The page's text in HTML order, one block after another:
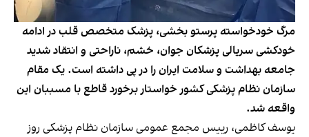
مرگ خودخواسته پرستو بخشی، پزشک متخصص قلب در ادامه
خودکشی سریالی پزشکان جوان، خشم، ناراحتی و انتقاد شدید
جامعه بهداشت و سلامت ایران را در پی داشته است. یک مقام
سازمان نظام پزشکی کشور خواستار برخورد قاطع با مسببان این
واقعه شد.
يوسف کاظمی، رییس مجمع عمومی سازمان نظام پزشكی روز